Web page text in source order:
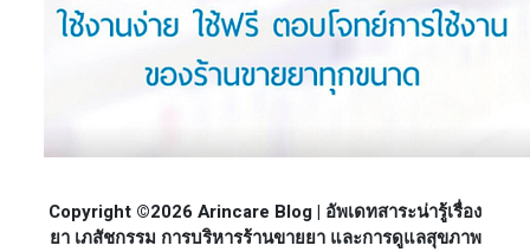
Copyright ©2026 Arincare Blog | อัพเดทสาระน่ารู้เรื่อง
ยา เภสัชกรรม การบริหารร้านขายยา และการดูแลสุขภาพ